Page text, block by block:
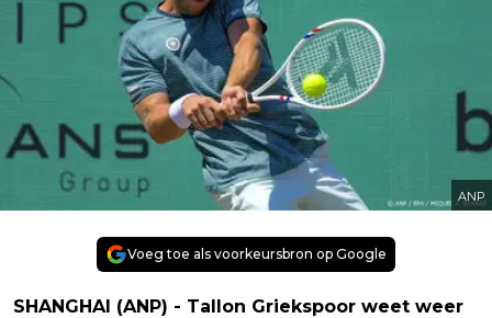
ANP
Voeg toe als voorkeursbron op Google
SHANGHAI (ANP) - Tallon Griekspoor weet weer